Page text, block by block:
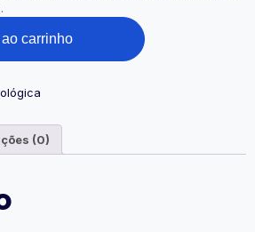
carrinho
(0)